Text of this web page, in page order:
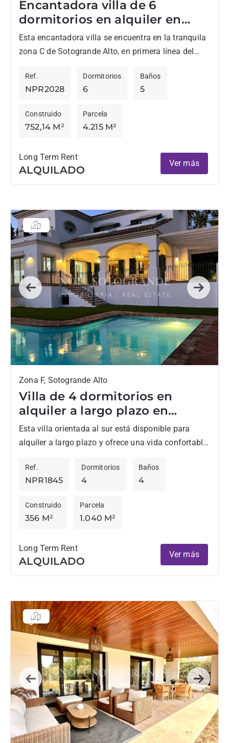
Encantadora villa de 6
dormitorios en alquiler en
primera línea de Valderrama,
Sotogrande Alto
Esta encantadora villa se encuentra en la tranquila
zona C de Sotogrande Alto, en primera línea del
a...
NPR2028
Ref.
6
Dormitorios
5
Baños
752,14 M²
Construido
4.215 M²
Parcela
Long Term Rent
ALQUILADO
Ver más
Previous Next
Zona F, Sotogrande Alto
Villa de 4 dormitorios en
alquiler a largo plazo en
Sotogrande Alto
Esta villa orientada al sur está disponible para
alquiler a largo plazo y ofrece una vida confortable
La...
NPR1845
Ref.
4
Dormitorios
4
Baños
356 M²
Construido
1.040 M²
Parcela
Long Term Rent
ALQUILADO
Ver más
Previous Next